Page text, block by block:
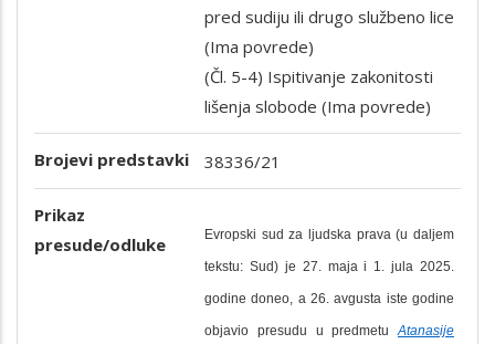
pred sudiju ili drugo službeno lice
(Ima povrede)
(Čl. 5-4) Ispitivanje zakonitosti
lišenja slobode (Ima povrede)
Brojevi predstavki 38336/21
Prikaz
presude/odluke
Evropski sud za ljudska prava (u daljem
tekstu: Sud) je 27. maja i 1. jula 2025.
godine doneo, a 26. avgusta iste godine
objavio presudu u predmetu Atanasije